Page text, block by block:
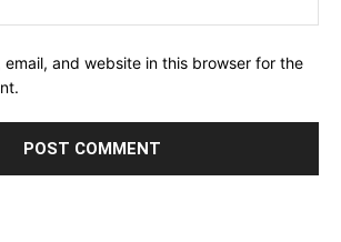
email, and website in this browser for the